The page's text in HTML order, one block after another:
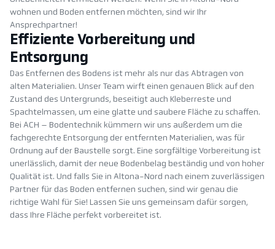
wohnen und Boden entfernen möchten, sind wir Ihr
Ansprechpartner!
Effiziente Vorbereitung und
Entsorgung
Das Entfernen des Bodens ist mehr als nur das Abtragen von
alten Materialien. Unser Team wirft einen genauen Blick auf den
Zustand des Untergrunds, beseitigt auch Kleberreste und
Spachtelmassen, um eine glatte und saubere Fläche zu schaffen.
Bei ACH – Bodentechnik kümmern wir uns außerdem um die
fachgerechte Entsorgung der entfernten Materialien, was für
Ordnung auf der Baustelle sorgt. Eine sorgfältige Vorbereitung ist
unerlässlich, damit der neue Bodenbelag beständig und von hoher
Qualität ist. Und falls Sie in Altona-Nord nach einem zuverlässigen
Partner für das Boden entfernen suchen, sind wir genau die
richtige Wahl für Sie! Lassen Sie uns gemeinsam dafür sorgen,
dass Ihre Fläche perfekt vorbereitet ist.